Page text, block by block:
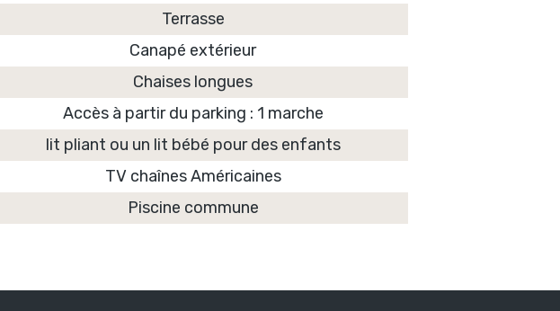
Terrasse
Canapé extérieur
Chaises longues
Accès à partir du parking : 1 marche
lit pliant ou un lit bébé pour des enfants
TV chaînes Américaines
Piscine commune